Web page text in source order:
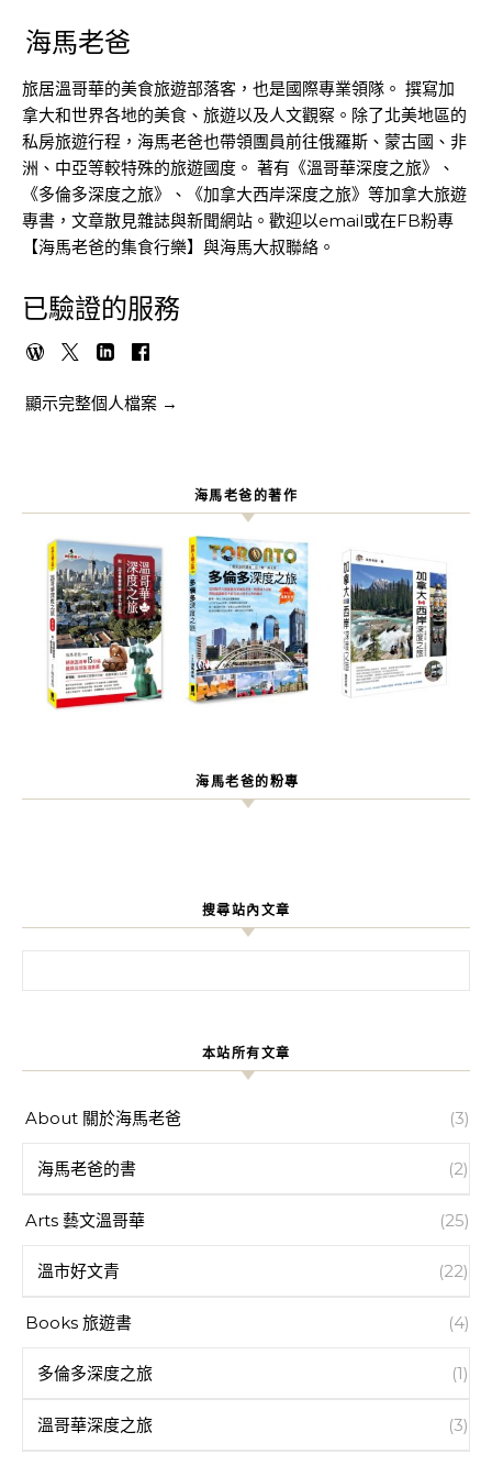
海馬老爸
旅居溫哥華的美食旅遊部落客，也是國際專業領隊。 撰寫加
拿大和世界各地的美食、旅遊以及人文觀察。除了北美地區的
私房旅遊行程，海馬老爸也帶領團員前往俄羅斯、蒙古國、非
洲、中亞等較特殊的旅遊國度。 著有《溫哥華深度之旅》、
《多倫多深度之旅》、《加拿大西岸深度之旅》等加拿大旅遊
專書，文章散見雜誌與新聞網站。歡迎以email或在FB粉專
【海馬老爸的集食行樂】與海馬大叔聯絡。
已驗證的服務
顯示完整個人檔案 →
海馬老爸的著作
海馬老爸的粉專
搜尋站內文章
本站所有文章
About 關於海馬老爸 (3)
海馬老爸的書 (2)
Arts 藝文溫哥華 (25)
溫市好文青 (22)
Books 旅遊書 (4)
多倫多深度之旅 (1)
溫哥華深度之旅 (3)